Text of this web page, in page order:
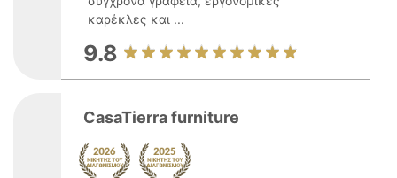
καρέκλες και ...
9.8
CasaTierra furniture